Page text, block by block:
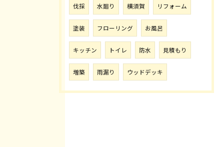
伐採 水廻り 横須賀 リフォーム
塗装 フローリング お風呂
キッチン トイレ 防水 見積もり
増築 雨漏り ウッドデッキ